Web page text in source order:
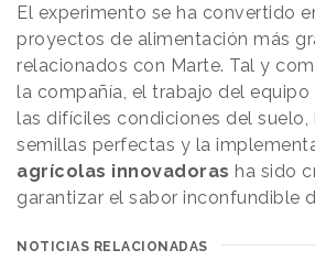
El experimento se ha convertido
proyectos de alimentación más
relacionados con Marte. Tal y
la compañía, el trabajo del equipo
las difíciles condiciones del suelo,
semillas perfectas y la
agrícolas innovadoras ha sido
garantizar el sabor inconfundible
NOTICIAS RELACIONADAS